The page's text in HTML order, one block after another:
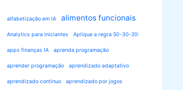
alfabetização em IA alimentos funcionais
Analytics para iniciantes Aplique a regra 50-30-20:
apps finanças IA aprenda programação
aprender programação aprendizado adaptativo
aprendizado contínuo aprendizado por jogos